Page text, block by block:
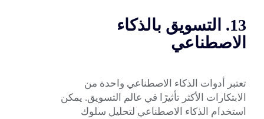
13. التسويق بالذكاء
الاصطناعي
تعتبر أدوات الذكاء الاصطناعي واحدة من
الابتكارات الأكثر تأثيرًا في عالم التسويق. يمكن
استخدام الذكاء الاصطناعي لتحليل سلوك